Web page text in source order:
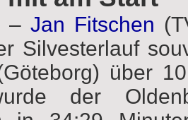
–Jan Fitschen
Silvesterlauf
über
der